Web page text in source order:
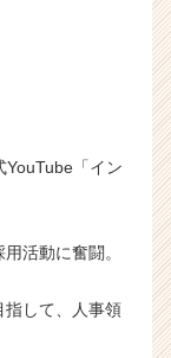
YouTube「イン
活動に奮闘。
指して、人事領